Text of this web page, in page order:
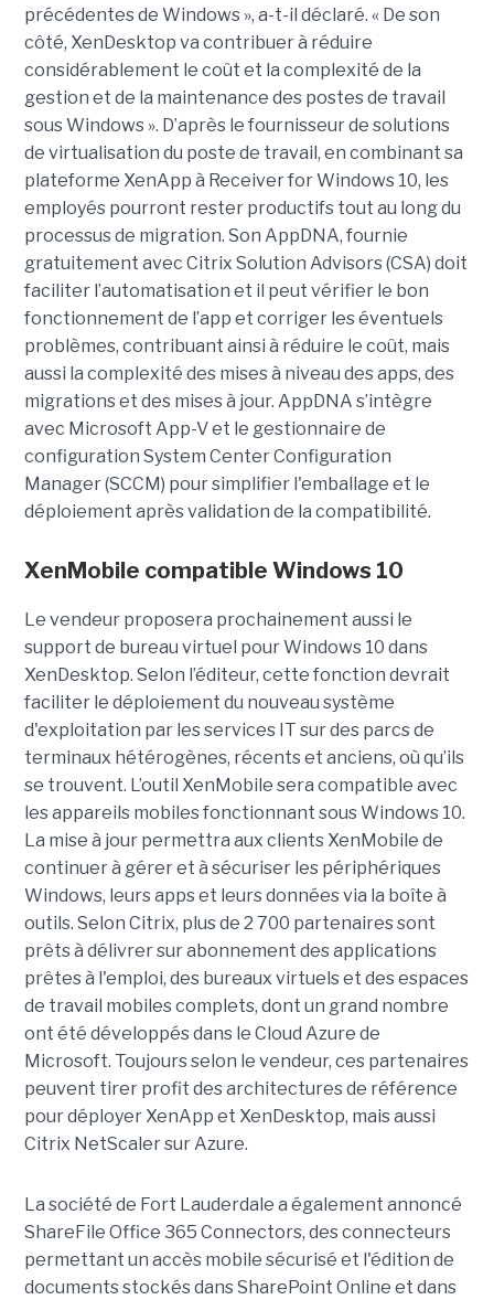
précédentes de Windows », a-t-il déclaré. « De son
côté, XenDesktop va contribuer à réduire
considérablement le coût et la complexité de la
gestion et de la maintenance des postes de travail
sous Windows ». D’après le fournisseur de solutions
de virtualisation du poste de travail, en combinant sa
plateforme XenApp à Receiver for Windows 10, les
employés pourront rester productifs tout au long du
processus de migration. Son AppDNA, fournie
gratuitement avec Citrix Solution Advisors (CSA) doit
faciliter l’automatisation et il peut vérifier le bon
fonctionnement de l’app et corriger les éventuels
problèmes, contribuant ainsi à réduire le coût, mais
aussi la complexité des mises à niveau des apps, des
migrations et des mises à jour. AppDNA s’intègre
avec Microsoft App-V et le gestionnaire de
configuration System Center Configuration
Manager (SCCM) pour simplifier l'emballage et le
déploiement après validation de la compatibilité.
XenMobile compatible Windows 10
Le vendeur proposera prochainement aussi le
support de bureau virtuel pour Windows 10 dans
XenDesktop. Selon l’éditeur, cette fonction devrait
faciliter le déploiement du nouveau système
d'exploitation par les services IT sur des parcs de
terminaux hétérogènes, récents et anciens, où qu’ils
se trouvent. L’outil XenMobile sera compatible avec
les appareils mobiles fonctionnant sous Windows 10.
La mise à jour permettra aux clients XenMobile de
continuer à gérer et à sécuriser les périphériques
Windows, leurs apps et leurs données via la boîte à
outils. Selon Citrix, plus de 2 700 partenaires sont
prêts à délivrer sur abonnement des applications
prêtes à l'emploi, des bureaux virtuels et des espaces
de travail mobiles complets, dont un grand nombre
ont été développés dans le Cloud Azure de
Microsoft. Toujours selon le vendeur, ces partenaires
peuvent tirer profit des architectures de référence
pour déployer XenApp et XenDesktop, mais aussi
Citrix NetScaler sur Azure.
La société de Fort Lauderdale a également annoncé
ShareFile Office 365 Connectors, des connecteurs
permettant un accès mobile sécurisé et l'édition de
documents stockés dans SharePoint Online et dans